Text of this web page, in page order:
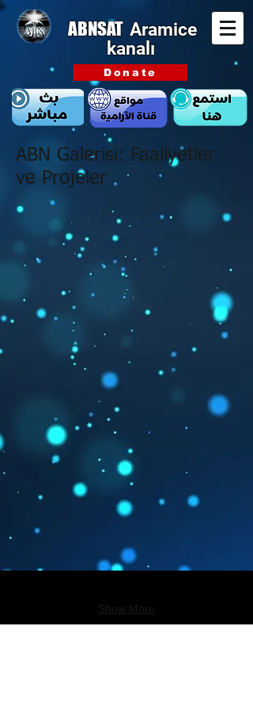
ABNSATAramice
kanalı
Donate
ABN Galerisi: Faaliyetler
ve Projeler
Show More